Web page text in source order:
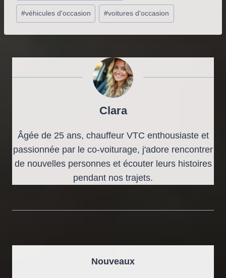
publication :
#véhicules d'occasion #voitures d'occasion
Clara
Âgée de 25 ans, chauffeur VTC enthousiaste et
passionnée par le co-voiturage, j'adore rencontrer
de nouvelles personnes et écouter leurs histoires
pendant nos trajets.
Nouveaux